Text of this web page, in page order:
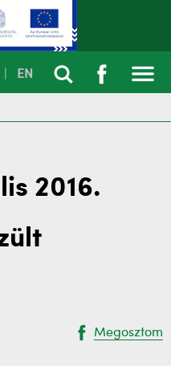
EN
2016.
Megosztom